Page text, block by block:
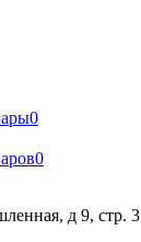
0
0
д 9, стр. 3